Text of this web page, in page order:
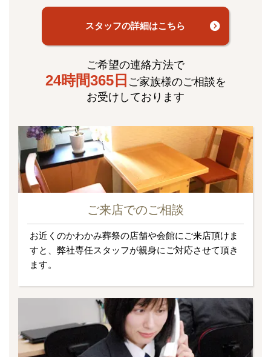
スタッフの詳細はこちら
ご希望の連絡方法で
24時間365日 ご家族様のご相談を
お受けしております
ご来店でのご相談
お近くのかわかみ葬祭の店舗や会館にご来店頂けま
すと、弊社専任スタッフが親身にご対応させて頂き
ます。